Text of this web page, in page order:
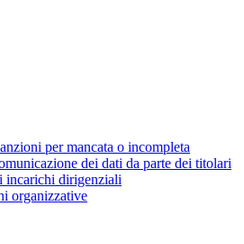
per mancata o incompleta
dei dati da parte dei titolari
incarichi dirigenziali
organizzative